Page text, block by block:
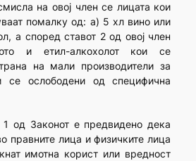
на овој член се лицата кои
помалку од: а) 5 хл вино или
а според ставот 2 од овој член
и етил-алкохолот кои се
на мали производители за
се ослободени од специфична
од Законот е предвидено дека
правните лица и физичките лица
имотна корист или вредност